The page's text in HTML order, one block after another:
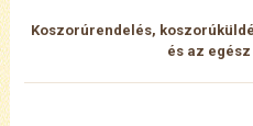
Koszorúrendelés,
és az